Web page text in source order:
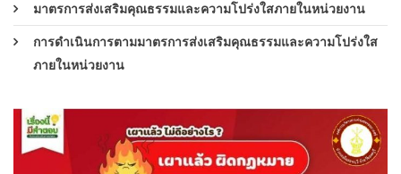
มาตรการส่งเสริมคุณธรรมและความโปร่งใสภายในหน่วยงาน
การดำเนินการตามมาตรการส่งเสริมคุณธรรมและความโปร่งใส
ภายในหน่วยงาน